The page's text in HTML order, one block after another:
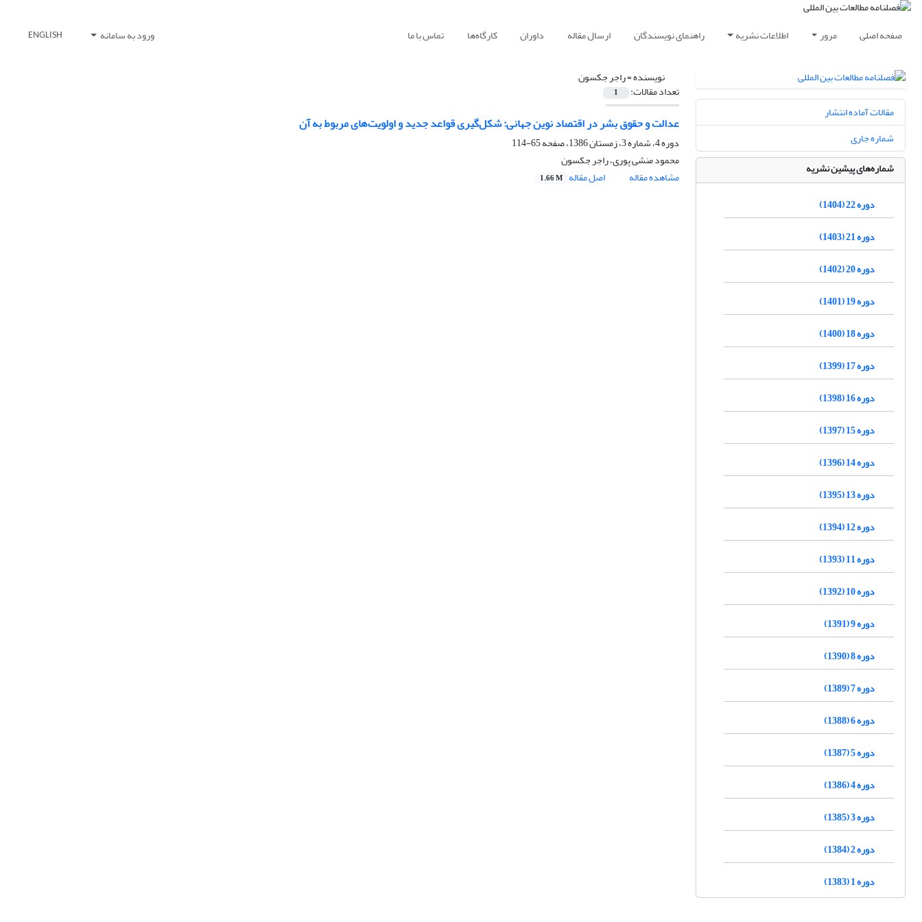
صفحه اصلی مرور اطلاعات نشریه راهنمای نویسندگان ارسال مقاله داوران کارگاه‌ها تماس با ما ورود به سامانه ENGLISH
نویسنده =راجر جکسون
تعداد مقالات: 1
عدالت و حقوق بشر در اقتصاد نوین جهانی: شکل‌گیری قواعد جدید و اولویت‌های مربوط به آن
دوره 4، شماره 3، زمستان 1386، صفحه
65-114
محمود منشی پوری، راجر جکسون
مشاهده مقاله
اصل مقاله 1.66 M
مقالات آماده انتشار
شماره جاری
شماره‌های پیشین نشریه
دوره 22 (1404)
دوره 21 (1403)
دوره 20 (1402)
دوره 19 (1401)
دوره 18 (1400)
دوره 17 (1399)
دوره 16 (1398)
دوره 15 (1397)
دوره 14 (1396)
دوره 13 (1395)
دوره 12 (1394)
دوره 11 (1393)
دوره 10 (1392)
دوره 9 (1391)
دوره 8 (1390)
دوره 7 (1389)
دوره 6 (1388)
دوره 5 (1387)
دوره 4 (1386)
دوره 3 (1385)
دوره 2 (1384)
دوره 1 (1383)